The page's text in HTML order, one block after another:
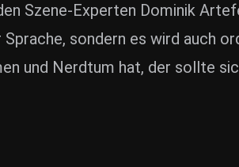
Szene-Experten Dominik
sondern es wird auch
und Nerdtum hat, der sollte